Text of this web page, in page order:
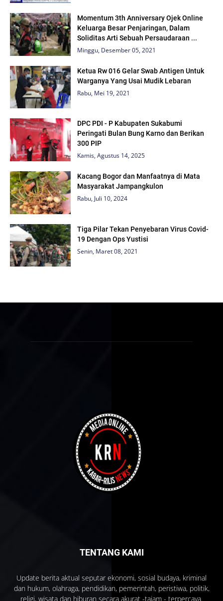
Momentum 3th Anniversary Ojek Online
Keluarga Besar Penjaringan, Dalam
Soliditas Arti Sebuah Persaudaraan ...
Minggu, Desember 05, 2021
Ketua Rw 016 Gelar Swab Antigen Untuk
Warganya Yang Usai Mudik Lebaran
Rabu, Mei 19, 2021
DPC PDI - P Kabupaten Sukabumi
Peringati Bulan Bung Karno dan Berikan
300 PIP
Kamis, Agustus 14, 2025
Kacang Bogor dan Manfaatnya di Mata
Masyarakat Jampangkulon
Rabu, Juli 10, 2024
Tiga Pilar Tekan Penyebaran Virus Covid-
19 Dengan Ops Yustisi
Senin, Maret 08, 2021
TENTANG KAMI
Update berita aktual seputar ekonomi, sosial budaya, kriminal
dan hukum, olahraga, pendidikan, pemerintah, peristiwa, politik,
religi, wisata dan hiburan secara akurat -tajam - terpercaya.